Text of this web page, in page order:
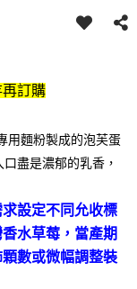
訂購
用麵粉製成的泡芙蛋
盡是濃郁的乳香，
設定不同允收標
水草莓，當產期
數或微幅調整裝